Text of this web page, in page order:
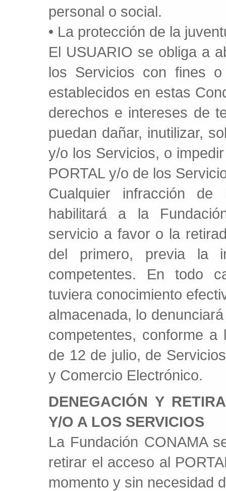
personal o social.
• La protección de la
El USUARIO se obliga a
los Servicios con fines
establecidos en estas
derechos e intereses de
puedan dañar, inutilizar,
y/o los Servicios, o
PORTAL y/o de los
Cualquier infracción de
habilitará a la
servicio a favor o la
del primero, previa la
competentes. En todo
tuviera conocimiento
almacenada, lo
competentes, conforme
de 12 de julio, de
y Comercio Electrónico.
DENEGACIÓN Y
Y/O A LOS SERVICIOS
La Fundación CONAMA
retirar el acceso al
momento y sin necesidad